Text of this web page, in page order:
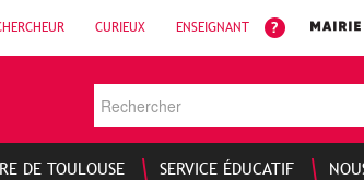
CURIEUX ENSEIGNANT
DE TOULOUSE SERVICE ÉDUCATIF